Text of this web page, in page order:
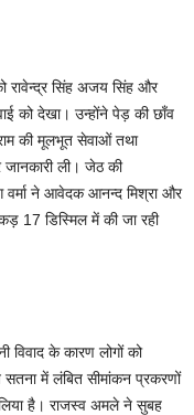
रावेन्द्र सिंह अजय सिंह और
को देखा। उन्होंने पेड़ की छाँव
की मूलभूत सेवाओं तथा
ली। जेठ की
वर्मा ने आवेदक आनन्द मिश्रा और
17 डिस्मिल में की जा रही
विवाद के कारण लोगों को
में लंबित सीमांकन प्रकरणों
लिया है। राजस्व अमले ने सुबह